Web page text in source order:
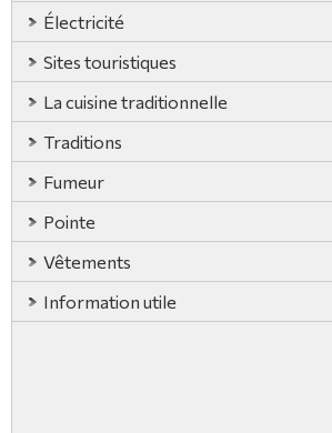
Électricité
Sites touristiques
La cuisine traditionnelle
Traditions
Fumeur
Pointe
Vêtements
Information utile